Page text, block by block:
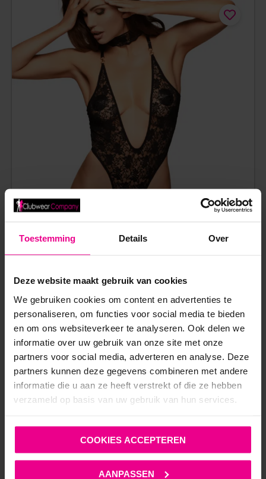
Toestemming Details Over
Deze website maakt gebruik van cookies
We gebruiken cookies om content en advertenties te
personaliseren, om functies voor social media te bieden
en om ons websiteverkeer te analyseren. Ook delen we
informatie over uw gebruik van onze site met onze
partners voor social media, adverteren en analyse. Deze
partners kunnen deze gegevens combineren met andere
informatie die u aan ze heeft verstrekt of die ze hebben
verzameld op basis van uw gebruik van hun services.
COOKIES ACCEPTEREN
AANPASSEN
KANTEN STRING BODY MET CHOKER – KINKY DIVA
Op voorraad